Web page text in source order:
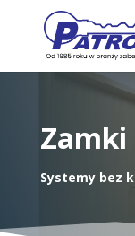
Wyszukiwarka
produktów
Systemy bez